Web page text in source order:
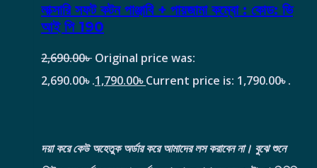
লাক্সারি সফট কটন পাঞ্জাবি + পায়জামা কম্বো : কোড: ভি
আই পি 190
2,690.00৳ Original price was:
2,690.00৳ .1,790.00৳Current price is: 1,790.00৳ .
দয়া করে কেউ অহেতুক অর্ডার করে আমাদের লস করাবেন না। বুঝে শুনে